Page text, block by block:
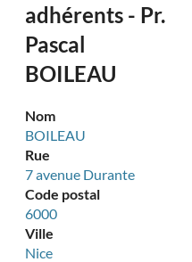
adhérents - Pr.
Pascal
BOILEAU
Nom
BOILEAU
Rue
7 avenue Durante
Code postal
6000
Ville
Nice